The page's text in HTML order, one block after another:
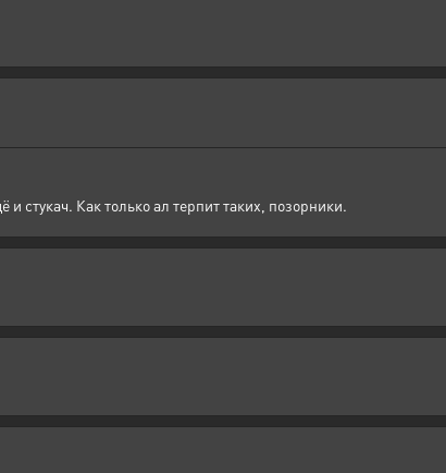
стукач. Как только ал терпит таких, позорники.